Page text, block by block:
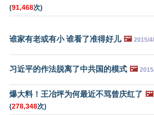
(91,468次)
谁家有老或有小 谁看了准得好儿 🖼️ 2015/
习近平的作法脱离了中共国的模式 🖼️
爆大料！王冶坪为何最近不骂曾庆红了 🖼️
(278,348次)